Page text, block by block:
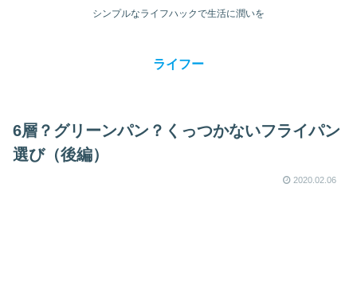
シンプルなライフハックで生活に潤いを
ライフー
6層？グリーンパン？くっつかないフライパン
選び（後編）
2020.02.06